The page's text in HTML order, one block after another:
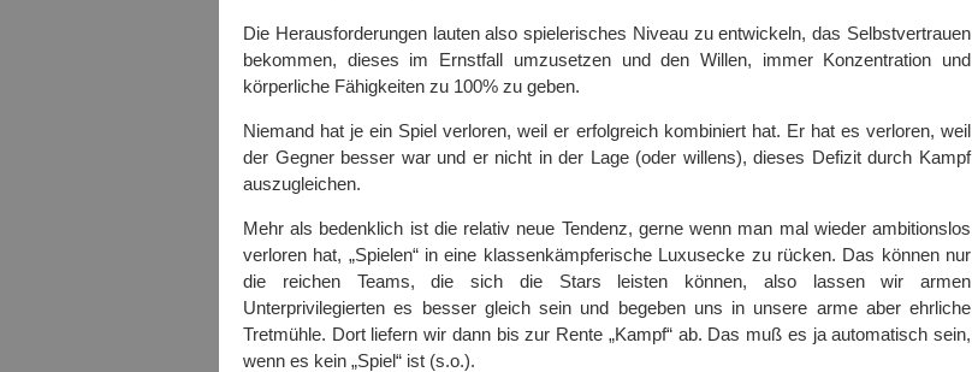
Die Herausforderungen lauten also spielerisches Niveau zu entwickeln, das Selbstvertrauen
bekommen, dieses im Ernstfall umzusetzen und den Willen, immer Konzentration und
körperliche Fähigkeiten zu 100% zu geben.
Niemand hat je ein Spiel verloren, weil er erfolgreich kombiniert hat. Er hat es verloren, weil
der Gegner besser war und er nicht in der Lage (oder willens), dieses Defizit durch Kampf
auszugleichen.
Mehr als bedenklich ist die relativ neue Tendenz, gerne wenn man mal wieder ambitionslos
verloren hat, „Spielen“ in eine klassenkämpferische Luxusecke zu rücken. Das können nur
die reichen Teams, die sich die Stars leisten können, also lassen wir armen
Unterprivilegierten es besser gleich sein und begeben uns in unsere arme aber ehrliche
Tretmühle. Dort liefern wir dann bis zur Rente „Kampf“ ab. Das muß es ja automatisch sein,
wenn es kein „Spiel“ ist (s.o.).